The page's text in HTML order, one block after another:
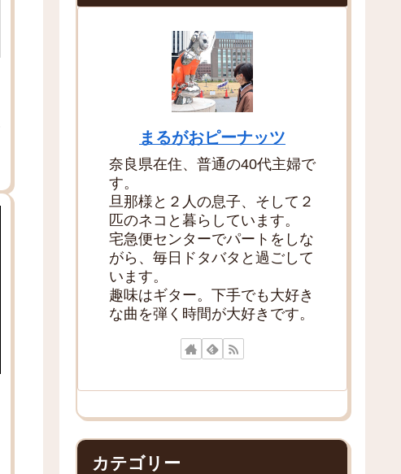
まるがおピーナッツ
奈良県在住、普通の40代主婦で
す。
旦那様と２人の息子、そして２
匹のネコと暮らしています。
宅急便センターでパートをしな
がら、毎日ドタバタと過ごして
います。
趣味はギター。下手でも大好き
な曲を弾く時間が大好きです。
カテゴリー